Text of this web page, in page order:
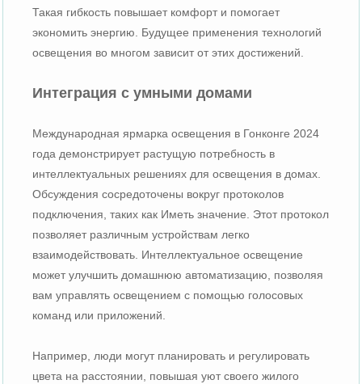
Такая гибкость повышает комфорт и помогает
экономить энергию. Будущее применения технологий
освещения во многом зависит от этих достижений.
Интеграция с умными домами
Международная ярмарка освещения в Гонконге 2024
года демонстрирует растущую потребность в
интеллектуальных решениях для освещения в домах.
Обсуждения сосредоточены вокруг протоколов
подключения, таких как Иметь значение. Этот протокол
позволяет различным устройствам легко
взаимодействовать. Интеллектуальное освещение
может улучшить домашнюю автоматизацию, позволяя
вам управлять освещением с помощью голосовых
команд или приложений.
Например, люди могут планировать и регулировать
цвета на расстоянии, повышая уют своего жилого